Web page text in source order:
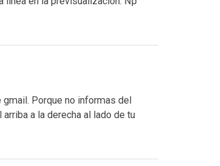
gmail. Porque no informas del
a la derecha al lado de tu